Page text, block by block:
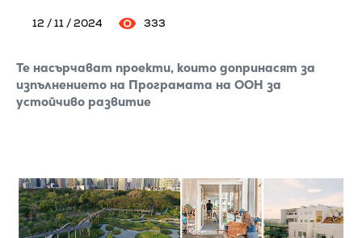
12 / 11 / 2024 333
Те насърчават проекти, които допринасят за
изпълнението на Програмата на ООН за
устойчиво развитие